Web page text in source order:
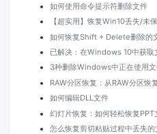
如何使用命令提示符删除文件
【超实用】恢复Win10丢失/未
如何恢复Shift + Delete删除的
已解决：在Windows 10中获取
3种删除Windows中正在使用
RAW分区恢复：从RAW分区恢
如何编辑DLL文件
幻灯片恢复：如何轻松恢复PPT
怎么恢复剪切粘贴过程中丢失的